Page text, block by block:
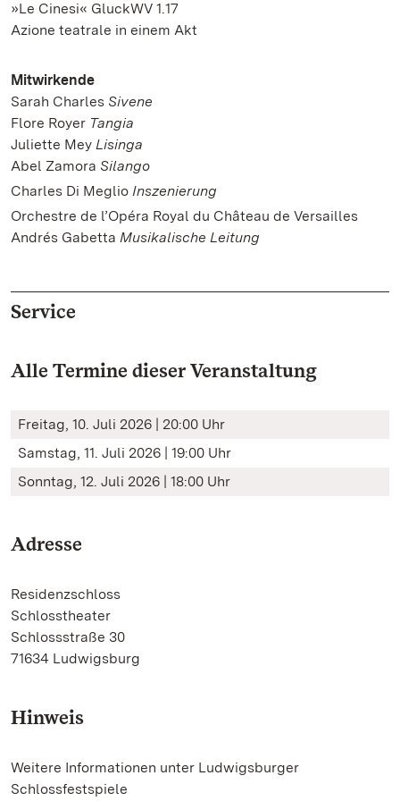
»Le Cinesi« GluckWV 1.17
Azione teatrale in einem Akt
Mitwirkende
Sarah Charles Sivene
Flore Royer Tangia
Juliette Mey Lisinga
Abel Zamora Silango
Charles Di Meglio Inszenierung
Orchestre de l’Opéra Royal du Château de Versailles
Andrés Gabetta Musikalische Leitung
Service
Alle Termine dieser Veranstaltung
Freitag, 10. Juli 2026 | 20:00 Uhr
Samstag, 11. Juli 2026 | 19:00 Uhr
Sonntag, 12. Juli 2026 | 18:00 Uhr
Adresse
Residenzschloss
Schlosstheater
Schlossstraße 30
71634 Ludwigsburg
Hinweis
Weitere Informationen unter Ludwigsburger
Schlossfestspiele